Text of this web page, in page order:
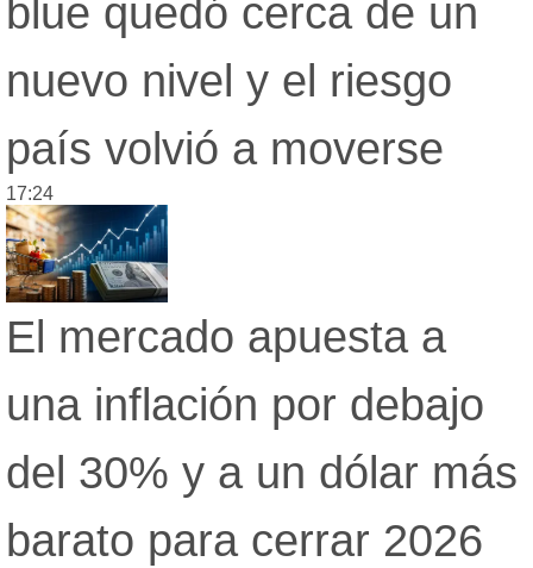
Loterías
Fúnebres
Edictos
Teléfonos de urgencia
blue quedó cerca de un
nuevo nivel y el riesgo
país volvió a moverse
17:24
El mercado apuesta a
una inflación por debajo
del 30% y a un dólar más
barato para cerrar 2026